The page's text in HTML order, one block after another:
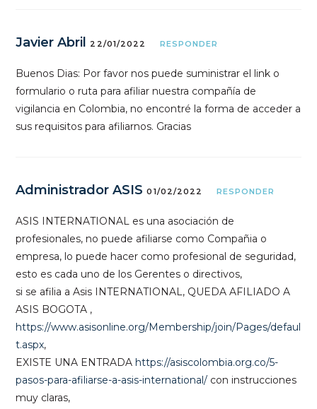
Javier Abril 22/01/2022 RESPONDER
Buenos Dias: Por favor nos puede suministrar el link o
formulario o ruta para afiliar nuestra compañía de
vigilancia en Colombia, no encontré la forma de acceder a
sus requisitos para afiliarnos. Gracias
Administrador ASIS 01/02/2022 RESPONDER
ASIS INTERNATIONAL es una asociación de
profesionales, no puede afiliarse como Compañia o
empresa, lo puede hacer como profesional de seguridad,
esto es cada uno de los Gerentes o directivos,
si se afilia a Asis INTERNATIONAL, QUEDA AFILIADO A
ASIS BOGOTA ,
https://www.asisonline.org/Membership/join/Pages/defaul
t.aspx,
EXISTE UNA ENTRADA https://asiscolombia.org.co/5-
pasos-para-afiliarse-a-asis-international/ con instrucciones
muy claras,